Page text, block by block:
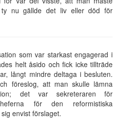
ty nu gällde det liv eller död för
som var starkast engagerad i
helt åsido och fick icke tillträde
långt mindre deltaga i besluten.
föreslog, att man skulle lämna
det var sekreteraren för
för den reformistiska
envist förslaget.